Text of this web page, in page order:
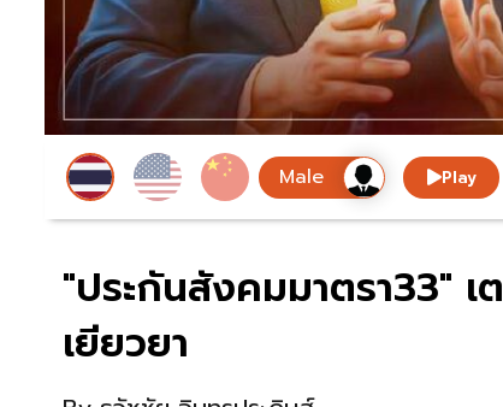
Play
"ประกันสังคมมาตรา33" เ
เยียวยา